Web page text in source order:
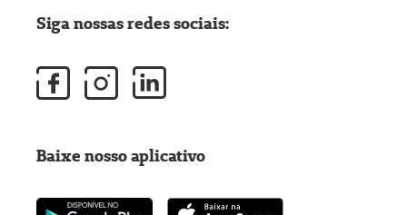
Siga nossas redes sociais:
Baixe nosso aplicativo